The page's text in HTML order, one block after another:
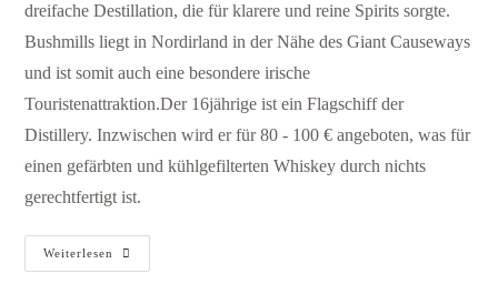
dreifache Destillation, die für klarere und reine Spirits sorgte.
Bushmills liegt in Nordirland in der Nähe des Giant Causeways
und ist somit auch eine besondere irische
Touristenattraktion.Der 16jährige ist ein Flagschiff der
Distillery. Inzwischen wird er für 80 - 100 € angeboten, was für
einen gefärbten und kühlgefilterten Whiskey durch nichts
gerechtfertigt ist.
Weiterlesen